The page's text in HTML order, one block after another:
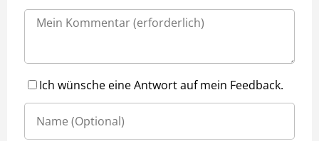
Ich wünsche eine Antwort auf mein Feedback.